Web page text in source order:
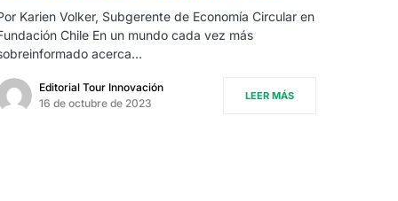
Karien Volker, Subgerente de Economía Circular en
Chile En un mundo cada vez más
acerca…
Editorial Tour Innovación
16 de octubre de 2023
LEER MÁS